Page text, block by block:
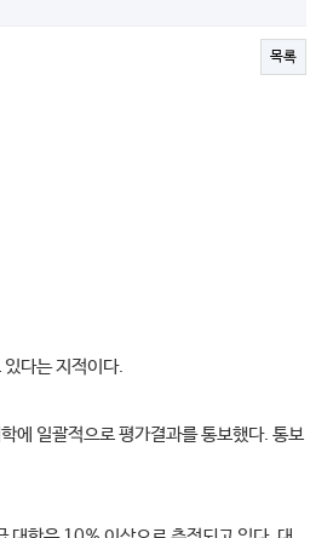
목록
다는 지적이다.
에 일괄적으로 평가결과를 통보했다. 통보